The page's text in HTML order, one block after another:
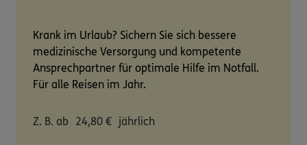
Krank im Urlaub? Sichern Sie sich bessere
medizinische Versorgung und kompetente
Ansprechpartner für optimale Hilfe im Notfall.
Für alle Reisen im Jahr.
Z. B. ab 24,80 € jährlich